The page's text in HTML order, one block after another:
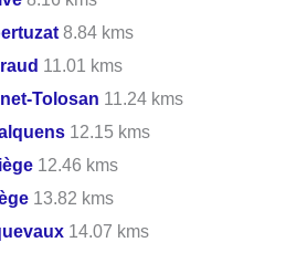
8.84 kms
11.01 kms
Tolosan 11.24 kms
12.15 kms
12.46 kms
13.82 kms
14.07 kms